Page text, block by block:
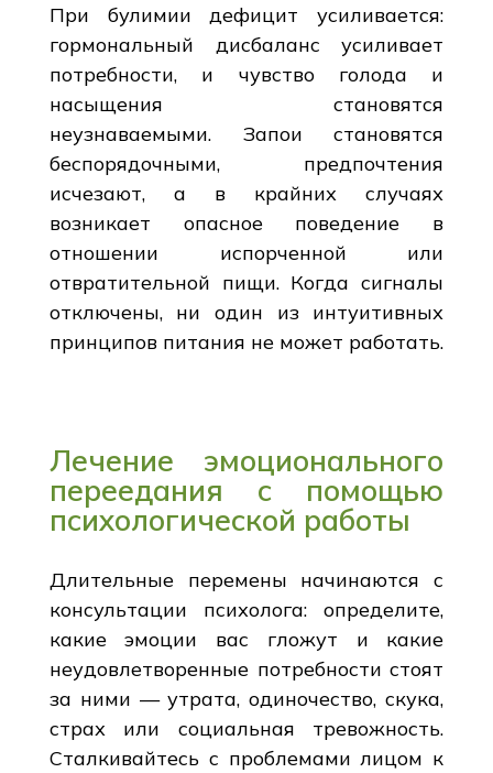
При булимии дефицит усиливается:
гормональный дисбаланс усиливает
потребности, и чувство голода и
насыщения становятся
неузнаваемыми. Запои становятся
беспорядочными, предпочтения
исчезают, а в крайних случаях
возникает опасное поведение в
отношении испорченной или
отвратительной пищи. Когда сигналы
отключены, ни один из интуитивных
принципов питания не может работать.
Лечение эмоционального
переедания с помощью
психологической работы
Длительные перемены начинаются с
консультации психолога: определите,
какие эмоции вас гложут и какие
неудовлетворенные потребности стоят
за ними — утрата, одиночество, скука,
страх или социальная тревожность.
Сталкивайтесь с проблемами лицом к